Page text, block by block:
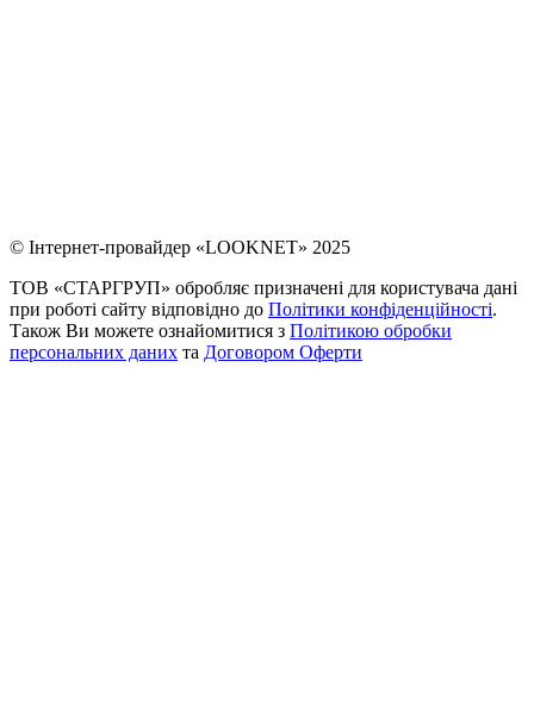
© Інтернет-провайдер «LOOKNET» 2025
ТОВ «СТАРГРУП» обробляє призначені для користувача дані
при роботі сайту відповідно до Політики конфіденційності.
Також Ви можете ознайомитися з Політикою обробки
персональних даних та Договором Оферти